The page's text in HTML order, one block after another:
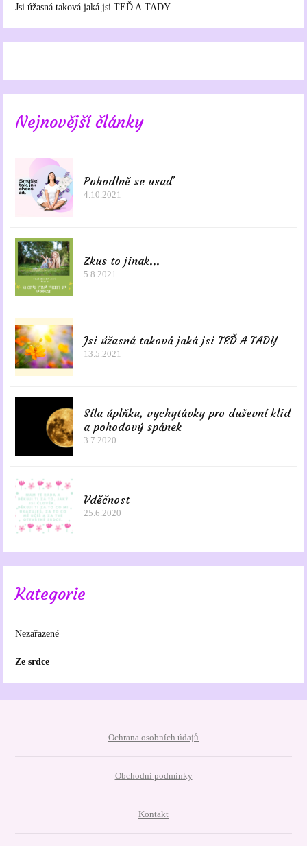
Jsi úžasná taková jaká jsi TEĎ A TADY
Nejnovější články
Pohodlně se usaď
4.10.2021
Zkus to jinak...
5.8.2021
Jsi úžasná taková jaká jsi TEĎ A TADY
13.5.2021
Síla úplňku, vychytávky pro duševní klid
a pohodový spánek
3.7.2020
Vděčnost
25.6.2020
Kategorie
Nezařazené
Ze srdce
Ochrana osobních údajů
Obchodní podmínky
Kontakt